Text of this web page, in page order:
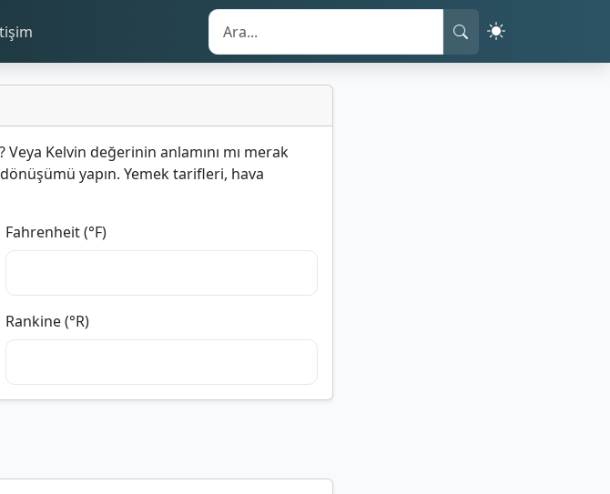
Kelvin değerinin anlamını mı merak
dönüşümü yapın. Yemek tarifleri, hava
Fahrenheit (°F)
Rankine (°R)